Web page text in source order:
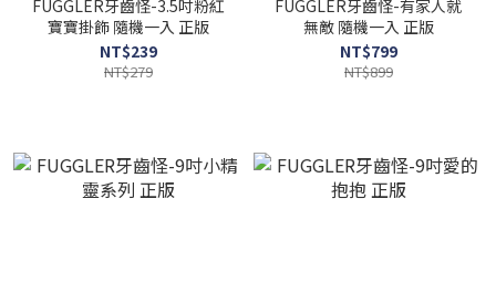
FUGGLER牙齒怪-3.5吋粉紅
寶寶掛飾 隨機一入 正版
NT$239
NT$279
FUGGLER牙齒怪-有家人就
無敵 隨機一入 正版
NT$799
NT$899